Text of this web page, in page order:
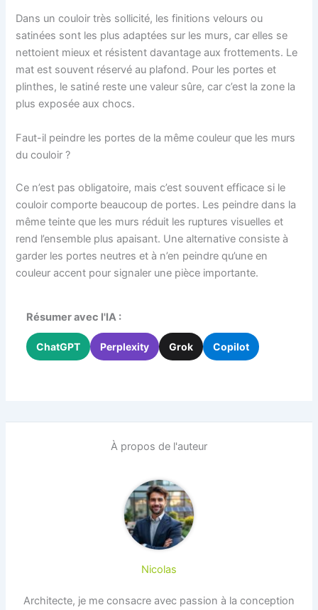
Dans un couloir très sollicité, les finitions velours ou
satinées sont les plus adaptées sur les murs, car elles se
nettoient mieux et résistent davantage aux frottements. Le
mat est souvent réservé au plafond. Pour les portes et
plinthes, le satiné reste une valeur sûre, car c’est la zone la
plus exposée aux chocs.
Faut-il peindre les portes de la même couleur que les murs
du couloir ?
Ce n’est pas obligatoire, mais c’est souvent efficace si le
couloir comporte beaucoup de portes. Les peindre dans la
même teinte que les murs réduit les ruptures visuelles et
rend l’ensemble plus apaisant. Une alternative consiste à
garder les portes neutres et à n’en peindre qu’une en
couleur accent pour signaler une pièce importante.
Résumer avec l'IA :
ChatGPT Perplexity Grok Copilot
À propos de l'auteur
Nicolas
Architecte, je me consacre avec passion à la conception